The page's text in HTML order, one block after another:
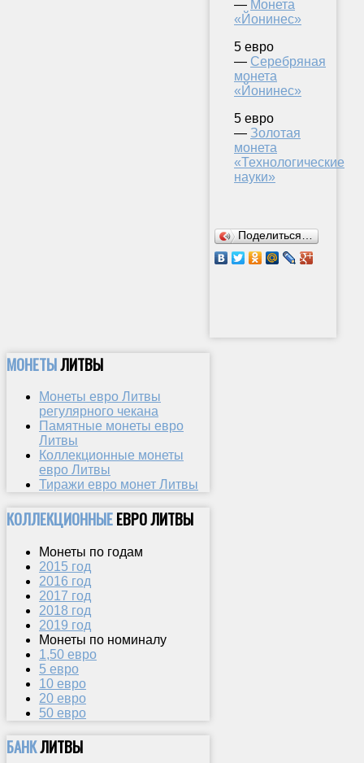
— Монета
«Йонинес»
5 евро
— Серебряная
монета
«Йонинес»
5 евро
— Золотая
монета
«Технологические
науки»
Поделиться…
МОНЕТЫЛИТВЫ
Монеты евро Литвы
регулярного чекана
Памятные монеты евро
Литвы
Коллекционные монеты
евро Литвы
Тиражи евро монет Литвы
КОЛЛЕКЦИОННЫЕЕВРО ЛИТВЫ
Монеты по годам
2015 год
2016 год
2017 год
2018 год
2019 год
Монеты по номиналу
1,50 евро
5 евро
10 евро
20 евро
50 евро
БАНКЛИТВЫ